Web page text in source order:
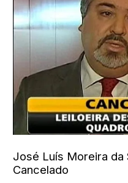
José Luís Moreira da
Cancelado